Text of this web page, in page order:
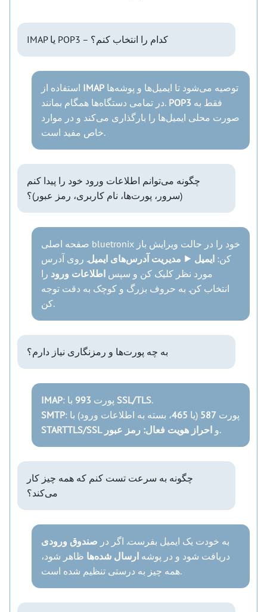
IMAP یا POP3 – کدام را انتخاب کنم؟
IMAP
در تمامی دستگاه‌ها همگام بمانند. POP3
صورت محلی ایمیل‌ها را بارگذاری می‌کند و در موارد
خاص مفید است.
چگونه می‌توانم اطلاعات ورود خود را پیدا کنم
(سرور، پورت‌ها، نام کاربری، رمز عبور)؟
صفحه اصلی bluetronix خود را در حالت ویرایش باز
کن: ایمیل ⯈ مدیریت آدرس‌های ایمیل. روی آدرس
مورد نظر کلیک کن و سپس اطلاعات ورود را
انتخاب کن. به حروف بزرگ و کوچک به دقت توجه
کن.
به چه پورت‌ها و رمزنگاری نیاز دارم؟
IMAP : پورت 993 SSL/TLS.
SMTP
: پورت 587 (یا 465، بسته به اطلاعات ورود) با
STARTTLS/SSL
و احراز هویت فعال: رمز عبور .
چگونه به سرعت تست کنم که همه چیز کار
می‌کند؟
به خودت یک ایمیل بفرست. اگر در صندوق ورودی
دریافت شود و در پوشه ارسال شده‌ها ظاهر شود،
همه چیز به درستی تنظیم شده است.